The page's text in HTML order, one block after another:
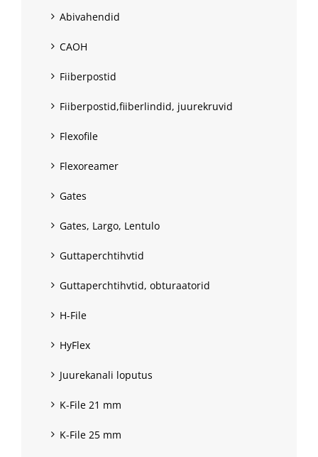
Abivahendid
CAOH
Fiiberpostid
Fiiberpostid,fiiberlindid, juurekruvid
Flexofile
Flexoreamer
Gates
Gates, Largo, Lentulo
Guttaperchtihvtid
Guttaperchtihvtid, obturaatorid
H-File
HyFlex
Juurekanali loputus
K-File 21 mm
K-File 25 mm